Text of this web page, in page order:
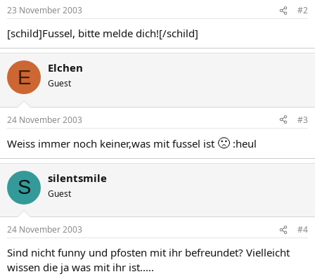
23 November 2003 #2
[schild]Fussel, bitte melde dich![/schild]
E Elchen
Guest
24 November 2003 #3
Weiss immer noch keiner,was mit fussel ist 🙁 :heul
S silentsmile
Guest
24 November 2003 #4
Sind nicht funny und pfosten mit ihr befreundet? Vielleicht
wissen die ja was mit ihr ist.....